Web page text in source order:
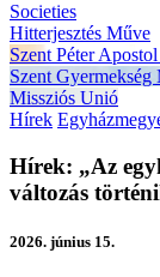
Societies
Hitterjesztés Műve
Szent Péter
Szent Gyermekség
Missziós Unió
Hírek
Hírek: „Az
változás
2026. június 15.